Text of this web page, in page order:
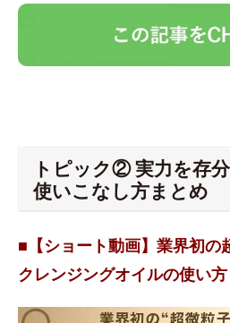
トピック② 実力を存
使いこなし方まとめ
■【ショート動画】業界初の
クレンジングオイルの使い方